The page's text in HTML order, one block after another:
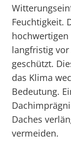
Feuchtigkeit.
langfristig
geschützt.
das Klima
Bedeutung.
Daches
vermeiden.